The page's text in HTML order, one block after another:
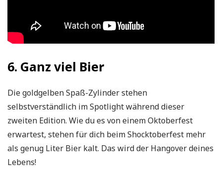
6. Ganz viel Bier
Die goldgelben Spaß-Zylinder stehen
selbstverständlich im Spotlight während dieser
zweiten Edition. Wie du es von einem Oktoberfest
erwartest, stehen für dich beim Shocktoberfest mehr
als genug Liter Bier kalt. Das wird der Hangover deines
Lebens!